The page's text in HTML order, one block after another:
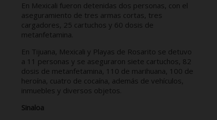
En Mexicali fueron detenidas dos personas, con el
aseguramiento de tres armas cortas, tres
cargadores, 25 cartuchos y 60 dosis de
metanfetamina.
En Tijuana, Mexicali y Playas de Rosarito se detuvo
a 11 personas y se aseguraron siete cartuchos, 82
dosis de metanfetamina, 110 de marihuana, 100 de
heroína, cuatro de cocaína, además de vehículos,
inmuebles y diversos objetos.
Sinaloa